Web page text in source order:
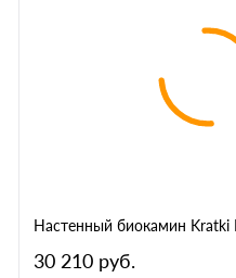
Настенный биокамин Kratki
30 210 руб.